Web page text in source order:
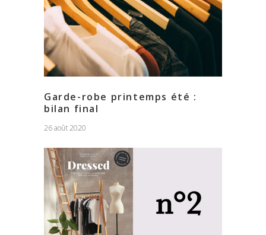
Garde-robe printemps été :
bilan final
26 août 2020